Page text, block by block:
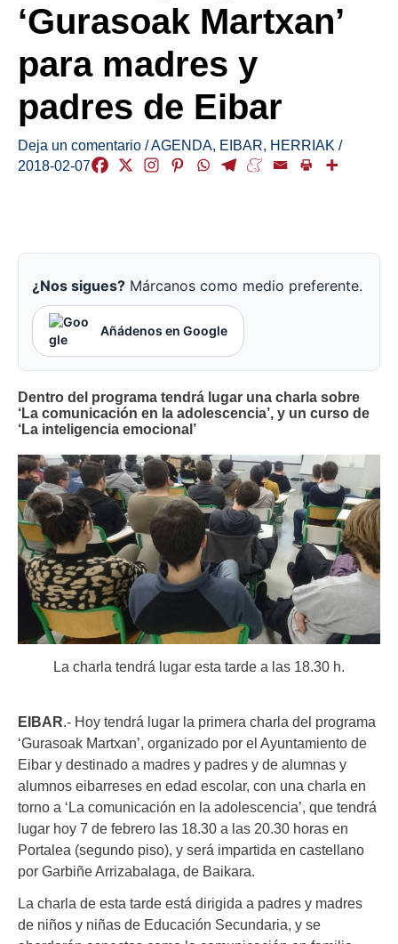
‘Gurasoak Martxan’
para madres y
padres de Eibar
Deja un comentario /AGENDA, EIBAR, HERRIAK /
2018-02-07
¿Nos sigues? Márcanos como medio preferente.
Añádenos en Google
Dentro del programa tendrá lugar una charla sobre
‘La comunicación en la adolescencia’, y un curso de
‘La inteligencia emocional’
La charla tendrá lugar esta tarde a las 18.30 h.
EIBAR.- Hoy tendrá lugar la primera charla del programa
‘Gurasoak Martxan’, organizado por el Ayuntamiento de
Eibar y destinado a madres y padres y de alumnas y
alumnos eibarreses en edad escolar, con una charla en
torno a ‘La comunicación en la adolescencia’, que tendrá
lugar hoy 7 de febrero las 18.30 a las 20.30 horas en
Portalea (segundo piso), y será impartida en castellano
por Garbiñe Arrizabalaga, de Baikara.
La charla de esta tarde está dirigida a padres y madres
de niños y niñas de Educación Secundaria, y se